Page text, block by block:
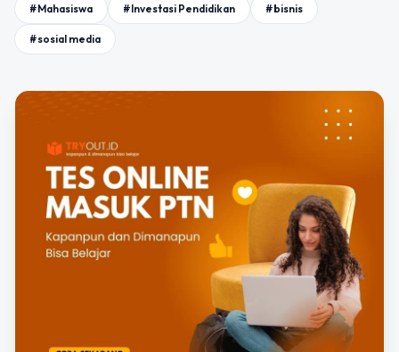
#Mahasiswa #Investasi Pendidikan #bisnis
#sosial media